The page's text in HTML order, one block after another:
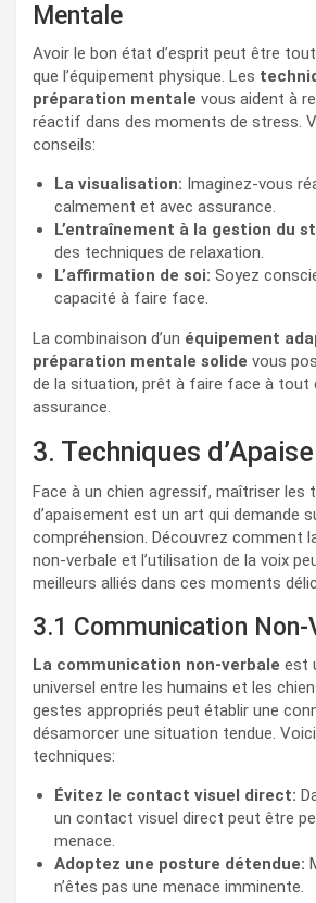
Mentale
Avoir le bon état d’esprit peut être
que l’équipement physique. Les
préparation mentale vous aident à
réactif dans des moments de stress.
conseils:
La visualisation: Imaginez-vous
calmement et avec assurance.
L’entraînement à la gestion du
des techniques de relaxation.
L’affirmation de soi: Soyez
capacité à faire face.
La combinaison d’un équipement
préparation mentale solide vous
de la situation, prêt à faire face à tout
assurance.
3. Techniques
Face à un chien agressif, maîtriser les
d’apaisement est un art qui demande
compréhension. Découvrez comment
non-verbale et l’utilisation de la voix
meilleurs alliés dans ces moments
3.1 Communication Non-
La communication non-verbale est
universel entre les humains et les
gestes appropriés peut établir une
désamorcer une situation tendue.
techniques:
Évitez le contact visuel direct:
un contact visuel direct peut être
menace.
Adoptez une posture détendue:
n’êtes pas une menace imminente.